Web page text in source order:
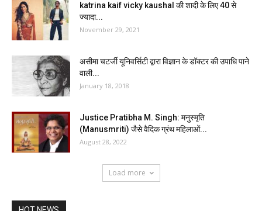
katrina kaif vicky kaushal की शादी के लिए 40 से
ज्यादा...
November 29, 2021
असीमा चटर्जी यूनिवर्सिटी द्वारा विज्ञान के डॉक्टर की उपाधि पाने
वाली...
January 18, 2018
Justice Pratibha M. Singh: मनुस्मृति
(Manusmriti) जैसे वैदिक ग्रंथ महिलाओं...
August 28, 2022
Load more